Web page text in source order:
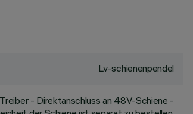
Lv-schienenpendel
- Direktanschluss an 48V-Schiene -